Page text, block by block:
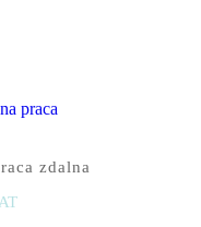
zdalna